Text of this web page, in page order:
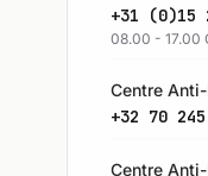
+31 (0)15
08.00 - 17.00
Centre
+32 70
Centre